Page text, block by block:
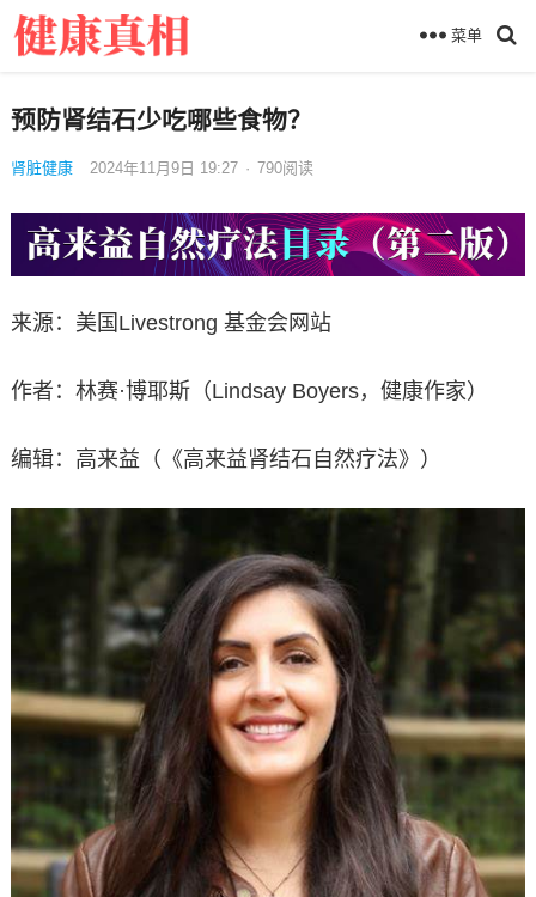
菜单
预防肾结石少吃哪些食物？
肾脏健康 2024年11月9日 19:27 · 790阅读
来源：美国Livestrong 基金会网站
作者：林赛·博耶斯（Lindsay Boyers，健康作家）
编辑：高来益（《高来益肾结石自然疗法》）